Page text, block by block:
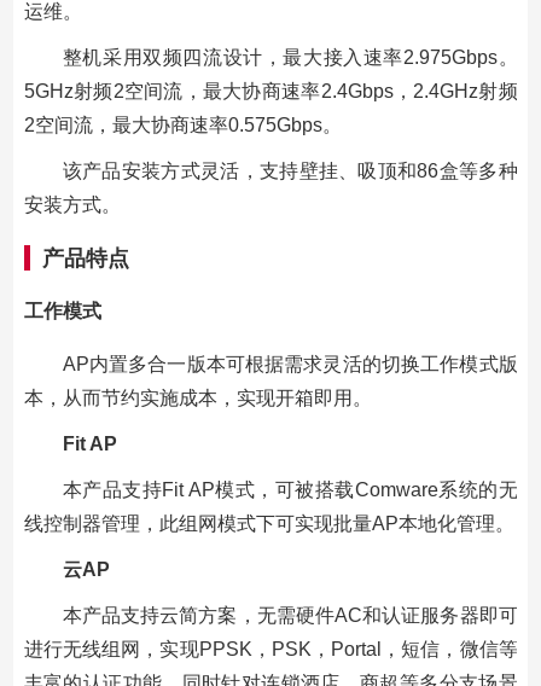
运维。
整机采用双频四流设计，最大接入速率2.975Gbps。
5GHz射频2空间流，最大协商速率2.4Gbps，2.4GHz射频
2空间流，最大协商速率0.575Gbps。
该产品安装方式灵活，支持壁挂、吸顶和86盒等多种
安装方式。
产品特点
工作模式
AP内置多合一版本可根据需求灵活的切换工作模式版
本，从而节约实施成本，实现开箱即用。
Fit AP
本产品支持Fit AP模式，可被搭载Comware系统的无
线控制器管理，此组网模式下可实现批量AP本地化管理。
云AP
本产品支持云简方案，无需硬件AC和认证服务器即可
进行无线组网，实现PPSK，PSK，Portal，短信，微信等